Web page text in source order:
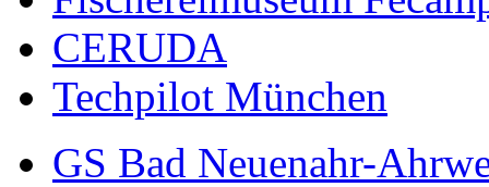
CERUDA
Techpilot München
GS Bad Neuenahr-